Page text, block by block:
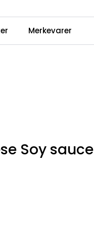
Infosenter
Merkevarer
Soy sauce